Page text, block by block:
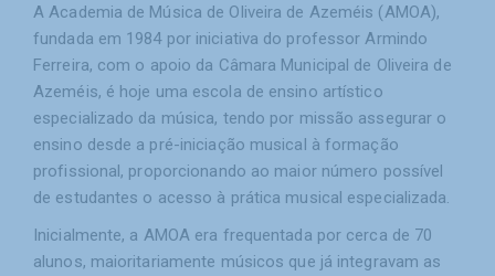
A Academia de Música de Oliveira de Azeméis (AMOA),
fundada em 1984 por iniciativa do professor Armindo
Ferreira, com o apoio da Câmara Municipal de Oliveira de
Azeméis, é hoje uma escola de ensino artístico
especializado da música, tendo por missão assegurar o
ensino desde a pré-iniciação musical à formação
profissional, proporcionando ao maior número possível
de estudantes o acesso à prática musical especializada.
Inicialmente, a AMOA era frequentada por cerca de 70
alunos, maioritariamente músicos que já integravam as